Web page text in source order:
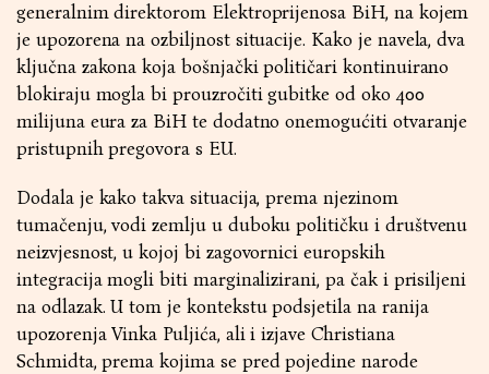
generalnim direktorom Elektroprijenosa BiH, na kojem
je upozorena na ozbiljnost situacije. Kako je navela, dva
ključna zakona koja bošnjački političari kontinuirano
blokiraju mogla bi prouzročiti gubitke od oko 400
milijuna eura za BiH te dodatno onemogućiti otvaranje
pristupnih pregovora s EU.
Dodala je kako takva situacija, prema njezinom
tumačenju, vodi zemlju u duboku političku i društvenu
neizvjesnost, u kojoj bi zagovornici europskih
integracija mogli biti marginalizirani, pa čak i prisiljeni
na odlazak. U tom je kontekstu podsjetila na ranija
upozorenja Vinka Puljića, ali i izjave Christiana
Schmidta, prema kojima se pred pojedine narode